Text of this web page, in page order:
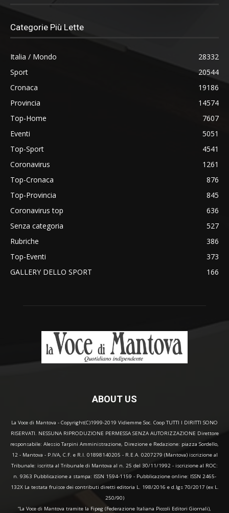
Categorie Più Lette
Italia / Mondo
28332
Sport
20544
Cronaca
19186
Provincia
14574
Top-Home
7607
Eventi
5051
Top-Sport
4541
Coronavirus
1261
Top-Cronaca
876
Top-Provincia
845
Coronavirus top
636
Senza categoria
527
Rubriche
386
Top-Eventi
373
GALLERY DELLO SPORT
166
ABOUT US
La Voce di Mantova - Copyright(C)1999-2019 Vidiemme Soc. Coop TUTTI I DIRITTI SONO
RISERVATI. NESSUNA RIPRODUZIONE PERMESSA SENZA AUTORIZZAZIONE Direttore
responsabile: Alessio Tarpini Amministrazione, Direzione e Redazione: piazza Sordello,
12 - Mantova - P.IVA, C.F. e R.I. 01898140205 - R.E.A. 0207279 (Mantova) iscrizione al
Tribunale: iscritta al Tribunale di Mantova al n. 25 del 30/11/1992 - iscrizione al ROC:
n. 9363 Pubblicazione a stampa: ISSN 1594-1159 - Pubblicazione online: ISSN 2465-
132X La testata fruisce dei contributi diretti editoria L. 198/2016 e d.lgs 70/2017 (ex L.
250/90)
“La Voce di Mantova tramite la Fipeg (Federazione Italiana Piccoli Editori Giornali),